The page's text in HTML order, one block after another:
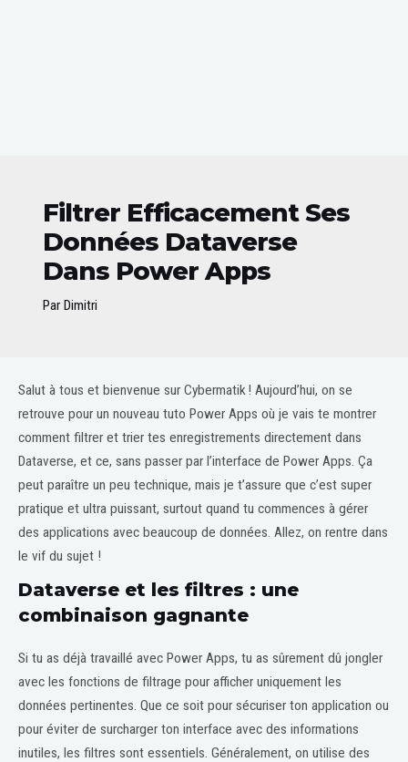
Filtrer Efficacement Ses
Données Dataverse
Dans Power Apps
ParDimitri
Salut à tous et bienvenue sur Cybermatik ! Aujourd’hui, on se
retrouve pour un nouveau tuto Power Apps où je vais te montrer
comment filtrer et trier tes enregistrements directement dans
Dataverse, et ce, sans passer par l’interface de Power Apps. Ça
peut paraître un peu technique, mais je t’assure que c’est super
pratique et ultra puissant, surtout quand tu commences à gérer
des applications avec beaucoup de données. Allez, on rentre dans
le vif du sujet !
Dataverse et les filtres : une
combinaison gagnante
Si tu as déjà travaillé avec Power Apps, tu as sûrement dû jongler
avec les fonctions de filtrage pour afficher uniquement les
données pertinentes. Que ce soit pour sécuriser ton application ou
pour éviter de surcharger ton interface avec des informations
inutiles, les filtres sont essentiels. Généralement, on utilise des
navigation